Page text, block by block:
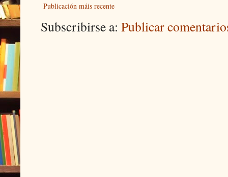
Publicación máis recente
Subscribirse a: Publicar